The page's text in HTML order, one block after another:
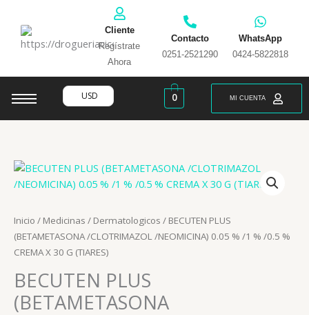
contenido
Cliente
Regístrate
Ahora
Contacto
0251-2521290
WhatsApp
0424-5822818
USD 0 MI CUENTA
Inicio / Medicinas / Dermatologicos / BECUTEN PLUS
(BETAMETASONA /CLOTRIMAZOL /NEOMICINA) 0.05 % /1 % /0.5 %
CREMA X 30 G (TIARES)
BECUTEN PLUS
(BETAMETASONA